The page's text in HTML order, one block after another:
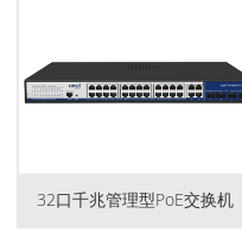
32口千兆管理型PoE交换机